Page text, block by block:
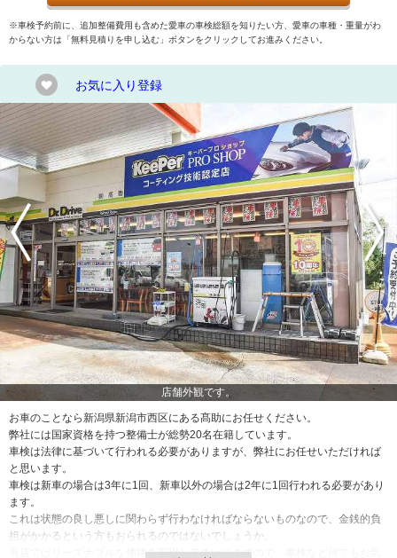
※車検予約前に、追加整備費用も含めた愛車の車検総額を知りたい方、愛車の車種・重量がわ
からない方は「無料見積りを申し込む」ボタンをクリックしてお進みください。
お気に入り登録
店舗外観です。
お車のことなら新潟県新潟市西区にある髙助にお任せください。
弊社には国家資格を持つ整備士が総勢20名在籍しています。
車検は法律に基づいて行われる必要がありますが、弊社にお任せいただければ
と思います。
車検は新車の場合は3年に1回、新車以外の場合は2年に1回行われる必要があり
ます。
これは状態の良し悪しに関わらず行わなければならないものなので、金銭的負
担がかかるという方もおられるのではないでしょうか。
当店ではリーズナブルな価格を実現してまいりますので、車検など何でもお気